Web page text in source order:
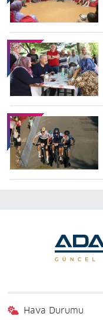
Hava Durumu